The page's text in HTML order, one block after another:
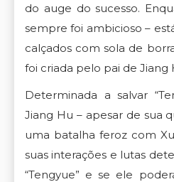
do auge do sucesso.
sempre foi ambicioso –
calçados com sola de
foi criada pelo pai de Jiang
Determinada a salvar
Jiang Hu – apesar de sua
uma batalha feroz com
suas interações e lutas
“Tengyue” e se ele